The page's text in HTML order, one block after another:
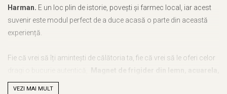
Harman. E un loc plin de istorie, povești și farmec local, iar acest
suvenir este modul perfect de a duce acasă o parte din această
experiență.
Fie că vrei să îți amintești de călătoria ta, fie că vrei să le oferi celor
Magnet de frigider din lemn, acuarela,
Cetatea Fortificata, Harman
VEZI MAI MULT